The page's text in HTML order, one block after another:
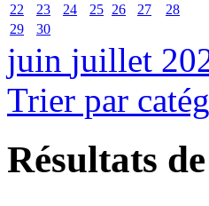
22
23 24 25 26 27
28
29
30
juin juillet
Trier par
Résultats